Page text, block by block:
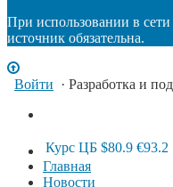
При использовании в сети
источник обязательна.
Войти · Разработка и
Курс ЦБ $80.9 €93.2
Главная
Новости